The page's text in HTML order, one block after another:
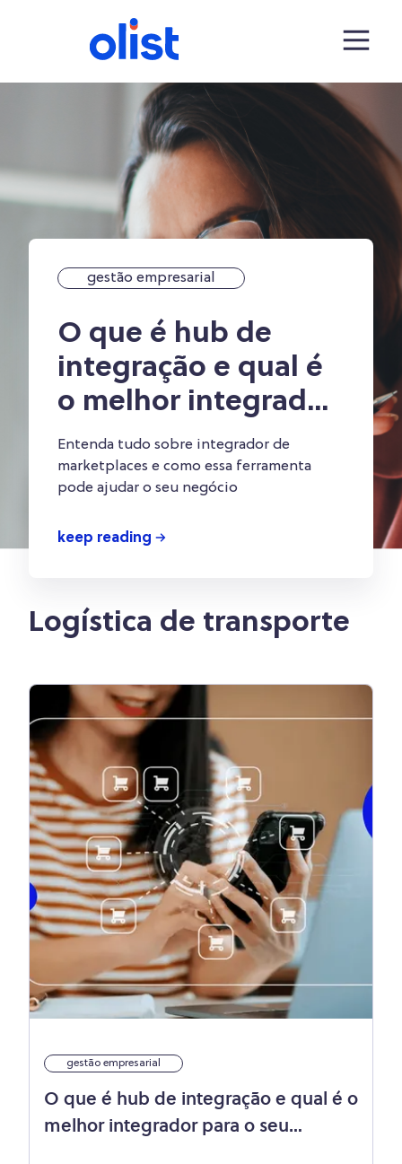
gestão empresarial
O que é hub de
integração e qual é
o melhor integrador
para o seu negócio?
Entenda tudo sobre integrador de
marketplaces e como essa ferramenta
pode ajudar o seu negócio
keep reading
Logística de transporte
gestão empresarial
O que é hub de integração e qual é o
melhor integrador para o seu